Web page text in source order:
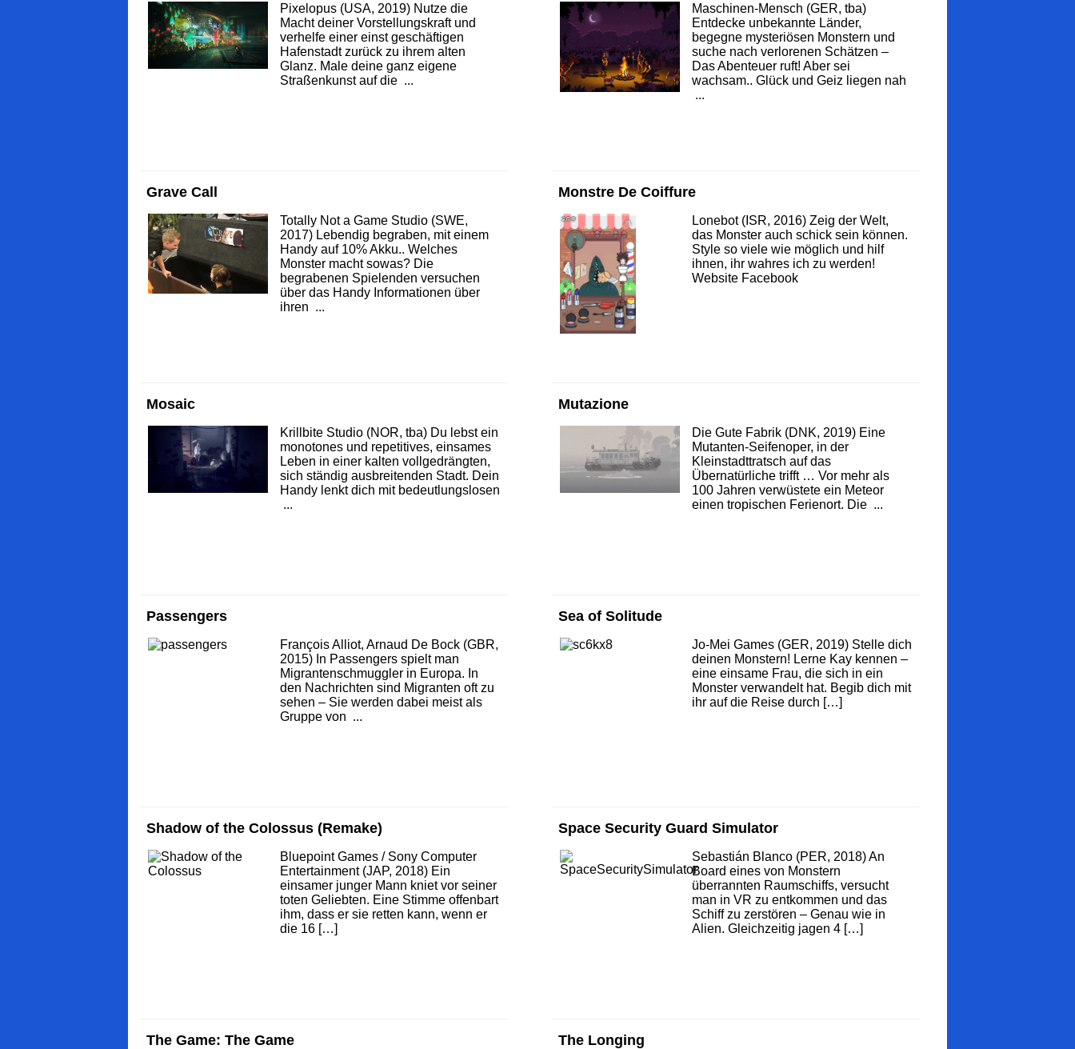
Pixelopus (USA, 2019) Nutze die
Macht deiner Vorstellungskraft und
verhelfe einer einst geschäftigen
Hafenstadt zurück zu ihrem alten
Glanz. Male deine ganz eigene
Straßenkunst auf die ...
Maschinen-Mensch (GER, tba)
Entdecke unbekannte Länder,
begegne mysteriösen Monstern und
suche nach verlorenen Schätzen –
Das Abenteuer ruft! Aber sei
wachsam.. Glück und Geiz liegen nah
...
Grave Call
Totally Not a Game Studio (SWE,
2017) Lebendig begraben, mit einem
Handy auf 10% Akku.. Welches
Monster macht sowas? Die
begrabenen Spielenden versuchen
über das Handy Informationen über
ihren ...
Monstre De Coiffure
Lonebot (ISR, 2016) Zeig der Welt,
das Monster auch schick sein können.
Style so viele wie möglich und hilf
ihnen, ihr wahres ich zu werden!
Website Facebook
Mosaic
Krillbite Studio (NOR, tba) Du lebst ein
monotones und repetitives, einsames
Leben in einer kalten vollgedrängten,
sich ständig ausbreitenden Stadt. Dein
Handy lenkt dich mit bedeutlungslosen
...
Mutazione
Die Gute Fabrik (DNK, 2019) Eine
Mutanten-Seifenoper, in der
Kleinstadttratsch auf das
Übernatürliche trifft … Vor mehr als
100 Jahren verwüstete ein Meteor
einen tropischen Ferienort. Die ...
Passengers
François Alliot, Arnaud De Bock (GBR,
2015) In Passengers spielt man
Migrantenschmuggler in Europa. In
den Nachrichten sind Migranten oft zu
sehen – Sie werden dabei meist als
Gruppe von ...
Sea of Solitude
Jo-Mei Games (GER, 2019) Stelle dich
deinen Monstern! Lerne Kay kennen –
eine einsame Frau, die sich in ein
Monster verwandelt hat. Begib dich mit
ihr auf die Reise durch […]
Shadow of the Colossus (Remake)
Bluepoint Games / Sony Computer
Entertainment (JAP, 2018) Ein
einsamer junger Mann kniet vor seiner
toten Geliebten. Eine Stimme offenbart
ihm, dass er sie retten kann, wenn er
die 16 […]
Space Security Guard Simulator
Sebastián Blanco (PER, 2018) An
Board eines von Monstern
überrannten Raumschiffs, versucht
man in VR zu entkommen und das
Schiff zu zerstören – Genau wie in
Alien. Gleichzeitig jagen 4 […]
The Game: The Game The Longing